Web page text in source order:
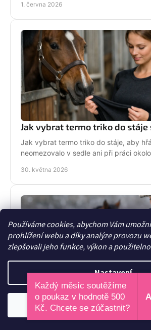
Používáme cookies, abychom Vám
prohlížení webu a díky analýze provozu
zlepšovali jeho funkce, výkon a
Nastavení
Odmítnout
1. června 2026
Jak vybrat termo triko do stáje
Jak vybrat termo triko do stáje, aby
neomezovalo v sedle ani při práci
30. května 2026
Jak kombinovat jezdecké
Jak kombinovat jezdecké vrstvy v
teplo, nepropotila ses a v sedle ses
Každý měsíc soutěžíme
o poukaz v hodnotě 500
Kč. Chcete se zúčastnit?